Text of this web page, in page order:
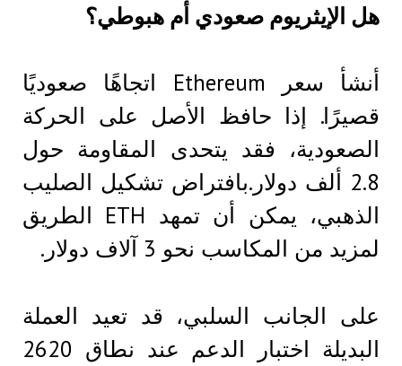
هل الإيثريوم صعودي أم هبوطي؟
أنشأ سعر Ethereum اتجاهًا صعوديًا
قصيرًا. إذا حافظ الأصل على الحركة
الصعودية، فقد يتحدى المقاومة حول
2.8 ألف دولار.بافتراض تشكيل الصليب
الذهبي، يمكن أن تمهد ETH الطريق
لمزيد من المكاسب نحو 3 آلاف دولار.
على الجانب السلبي، قد تعيد العملة
البديلة اختبار الدعم عند نطاق 2620